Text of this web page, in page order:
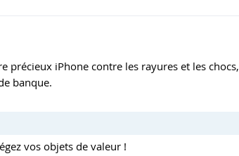
précieux iPhone contre les rayures et les chocs,
banque.
vos objets de valeur !